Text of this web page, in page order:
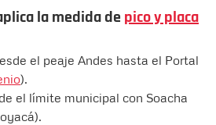
la medida de pico y placa
el peaje Andes hasta el Portal
).
el límite municipal con Soacha